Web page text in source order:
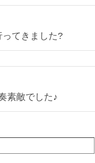
てきました?
素敵でした♪